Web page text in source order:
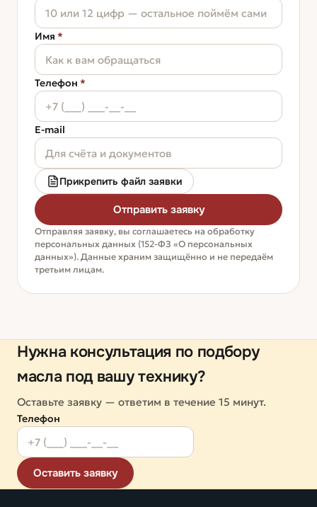
Имя *
Телефон *
E-mail
Прикрепить файл заявки
Отправить заявку
Отправляя заявку, вы соглашаетесь на обработку
персональных данных (152-ФЗ «О персональных
данных»). Данные храним защищённо и не передаём
третьим лицам.
Нужна консультация по подбору
масла под вашу технику?
Оставьте заявку — ответим в течение 15 минут.
Телефон
Оставить заявку